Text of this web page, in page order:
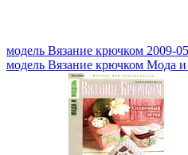
модель Вязание крючком 2009-05
модель Вязание крючком Мода